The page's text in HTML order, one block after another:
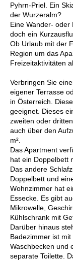
Pyhrn-Priel. Ein
der Wurzeralm?
Eine Wander- oder
doch ein
Ob Urlaub mit der
Region um das
Freizeitaktivitäten
Verbringen Sie
eigener Terrasse
in Österreich.
geeignet. Dieses
zweiten oder
auch über den
m².
Das Apartment
hat ein Doppelbett
Das andere
Doppelbett und
Wohnzimmer hat
Essecke. Es gibt
Mikrowelle,
Kühlschrank mit
Darüber hinaus
Badezimmer ist
Waschbecken und
separate Toilette.